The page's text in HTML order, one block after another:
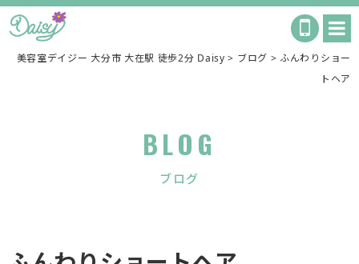
美容室デイジー 大分市 大在駅 徒歩2分 Daisy > ブログ >ふんわりショー
トヘア
BLOG
ブログ